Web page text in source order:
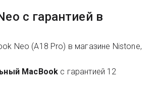
с гарантией в
Neo (A18 Pro) в магазине Nistone,
MacBook с гарантией 12